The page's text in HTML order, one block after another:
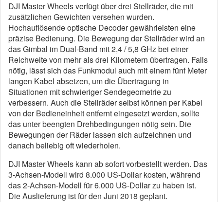
DJI Master Wheels verfügt über drei Stellräder, die mit
zusätzlichen Gewichten versehen wurden.
Hochauflösende optische Decoder gewährleisten eine
präzise Bedienung. Die Bewegung der Stellräder wird an
das Gimbal im Dual-Band mit 2,4 / 5,8 GHz bei einer
Reichweite von mehr als drei Kilometern übertragen. Falls
nötig, lässt sich das Funkmodul auch mit einem fünf Meter
langen Kabel absetzen, um die Übertragung in
Situationen mit schwieriger Sendegeometrie zu
verbessern. Auch die Stellräder selbst können per Kabel
von der Bedieneinheit entfernt eingesetzt werden, sollte
das unter beengten Drehbedingungen nötig sein. Die
Bewegungen der Räder lassen sich aufzeichnen und
danach beliebig oft wiederholen.
DJI Master Wheels kann ab sofort vorbestellt werden. Das
3-Achsen-Modell wird 8.000 US-Dollar kosten, während
das 2-Achsen-Modell für 6.000 US-Dollar zu haben ist.
Die Auslieferung ist für den Juni 2018 geplant.